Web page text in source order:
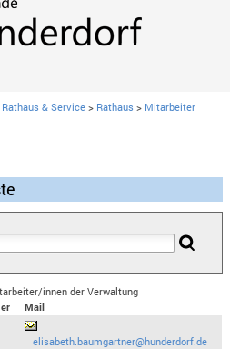
Rathaus & Service > Rathaus > Mitarbeiter
innen der Verwaltung
Mail
elisabeth.baumgartner@hunderdorf.de